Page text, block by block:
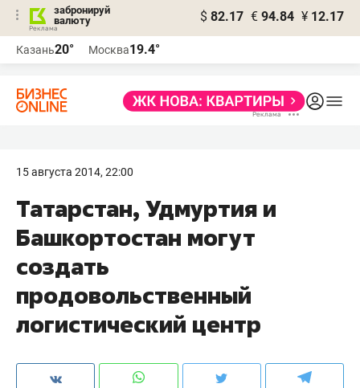
забронируй
валюту
$ 82.17 € 94.84 ¥ 12.17
Казань20° Москва19.4°
15 августа 2014, 22:00
Татарстан, Удмуртия и
Башкортостан могут
создать
продовольственный
логистический центр